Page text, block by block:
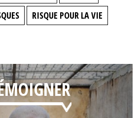
RISQUE POUR LA VIE